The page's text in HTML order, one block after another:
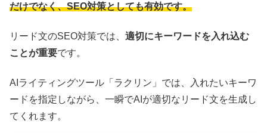
だけでなく、SEO対策としても有効です。
リード文のSEO対策では、 適切にキーワードを入れ込む
ことが重要です。
AIライティングツール「ラクリン」では、入れたいキーワ
ードを指定しながら、一瞬でAIが適切なリード文を生成し
てくれます。